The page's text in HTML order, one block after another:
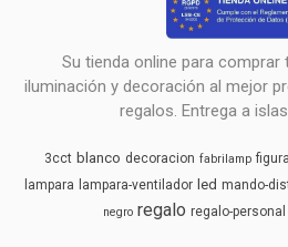
Su tienda online para
iluminación y decoración al mejor
regalos. Entrega a
3cct blanco decoracion fabrilamp figura
lampara lampara-ventilador led mando-
negro regalo regalo-personal